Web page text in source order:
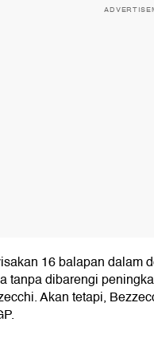
16 balapan dalam
tanpa dibarengi
Akan tetapi,